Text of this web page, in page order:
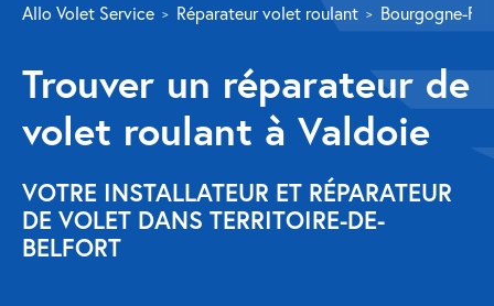
Volet roulant
Réparation
Volet roulant Velux
Réparation store banne
Allo Volet Service Réparateur volet roulant Bourgogne-
Trouver un réparateur de
volet roulant à Valdoie
VOTRE INSTALLATEUR ET RÉPARATEUR
DE VOLET DANS TERRITOIRE-DE-
BELFORT